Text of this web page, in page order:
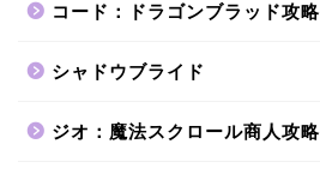
コード：ドラゴンブラッド攻略
シャドウブライド
ジオ：魔法スクロール商人攻略